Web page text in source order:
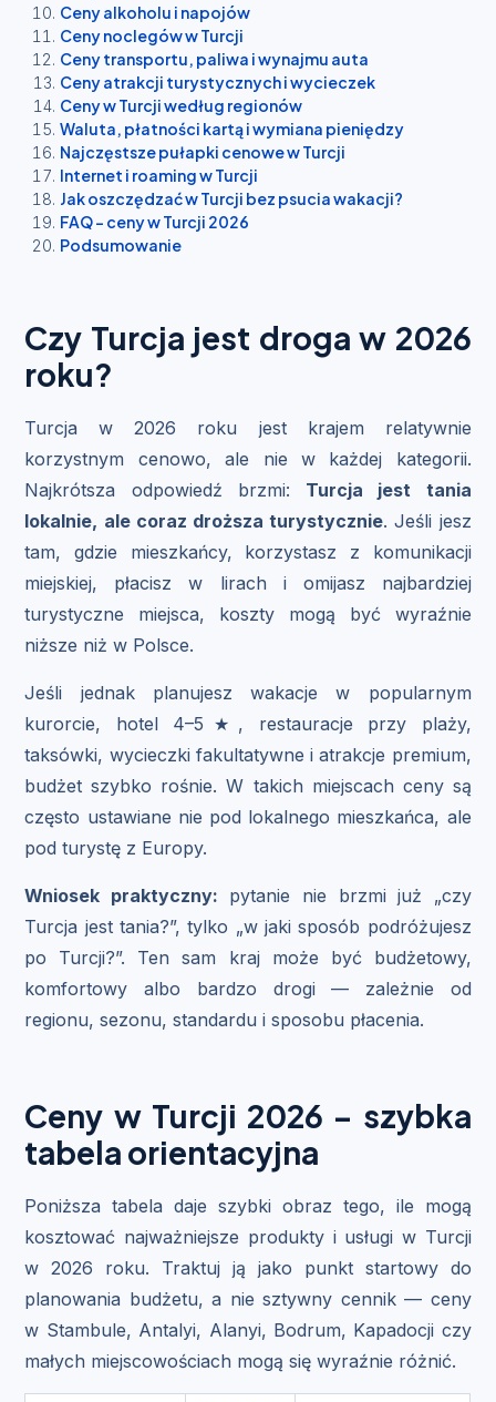
Ceny alkoholu i napojów
Ceny noclegów w Turcji
Ceny transportu, paliwa i wynajmu auta
Ceny atrakcji turystycznych i wycieczek
Ceny w Turcji według regionów
Waluta, płatności kartą i wymiana pieniędzy
Najczęstsze pułapki cenowe w Turcji
Internet i roaming w Turcji
Jak oszczędzać w Turcji bez psucia wakacji?
FAQ – ceny w Turcji 2026
Podsumowanie
Czy Turcja jest droga w 2026
roku?
Turcja w 2026 roku jest krajem relatywnie
korzystnym cenowo, ale nie w każdej kategorii.
Najkrótsza odpowiedź brzmi: Turcja jest tania
lokalnie, ale coraz droższa turystycznie. Jeśli jesz
tam, gdzie mieszkańcy, korzystasz z komunikacji
miejskiej, płacisz w lirach i omijasz najbardziej
turystyczne miejsca, koszty mogą być wyraźnie
niższe niż w Polsce.
Jeśli jednak planujesz wakacje w popularnym
kurorcie, hotel 4–5★, restauracje przy plaży,
taksówki, wycieczki fakultatywne i atrakcje premium,
budżet szybko rośnie. W takich miejscach ceny są
często ustawiane nie pod lokalnego mieszkańca, ale
pod turystę z Europy.
Wniosek praktyczny: pytanie nie brzmi już „czy
Turcja jest tania?”, tylko „w jaki sposób podróżujesz
po Turcji?”. Ten sam kraj może być budżetowy,
komfortowy albo bardzo drogi — zależnie od
regionu, sezonu, standardu i sposobu płacenia.
Ceny w Turcji 2026 – szybka
tabela orientacyjna
Poniższa tabela daje szybki obraz tego, ile mogą
kosztować najważniejsze produkty i usługi w Turcji
w 2026 roku. Traktuj ją jako punkt startowy do
planowania budżetu, a nie sztywny cennik — ceny
w Stambule, Antalyi, Alanyi, Bodrum, Kapadocji czy
małych miejscowościach mogą się wyraźnie różnić.